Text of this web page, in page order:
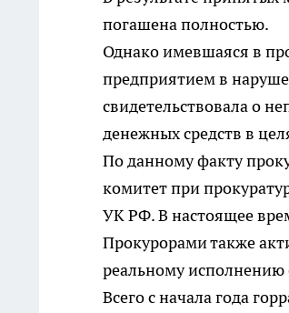
погашена полностью.
Однако имевшаяся в
предприятием в
свидетельствовала о
денежных средств в
По данному факту
комитет при
УК РФ. В настоящее
Прокурорами также
реальному исполнению
Всего с начала года